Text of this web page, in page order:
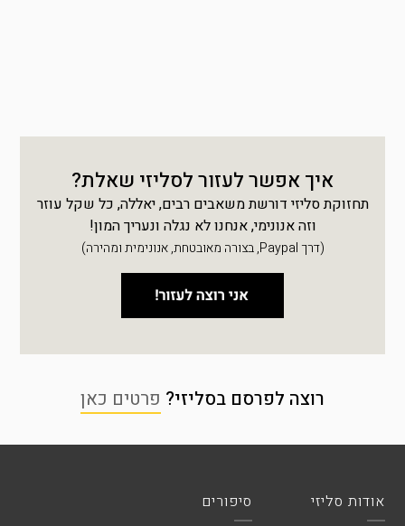
איך אפשר לעזור לסליזי שאלת?
תחזוקת סליזי דורשת משאבים רבים, יאללה, כל שקל עוזר
וזה אנונימי, אנחנו לא נגלה ונעריך המון!
(דרך Paypal, בצורה מאובטחת, אנונימית ומהירה)
רוצה לפרסם בסליזי? פרטים כאן
אודות סליזי סיפורים